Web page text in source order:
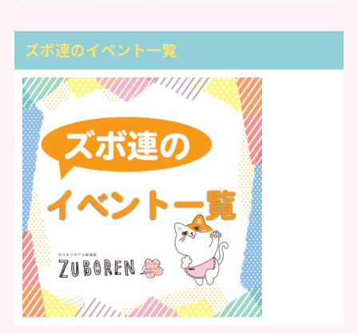
ズボ連のイベント一覧